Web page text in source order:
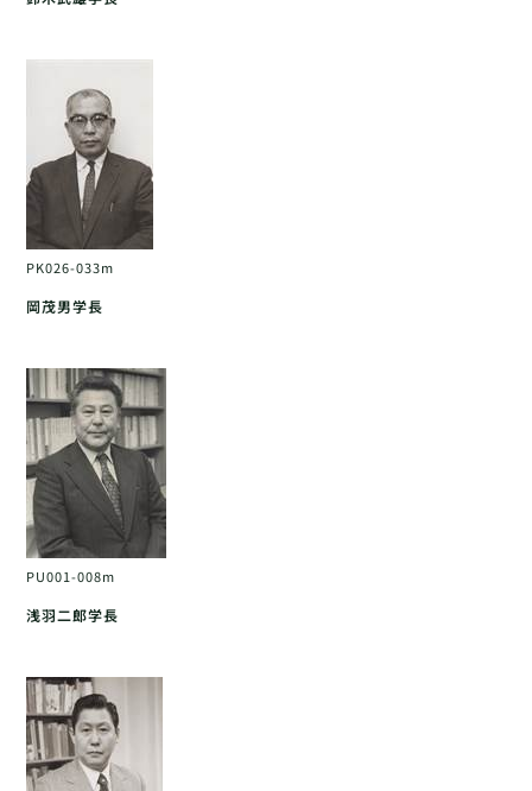
PK026-033m
岡茂男学長
PU001-008m
浅羽二郎学長